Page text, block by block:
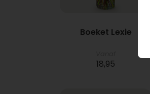
Boeket Lexie
18,95